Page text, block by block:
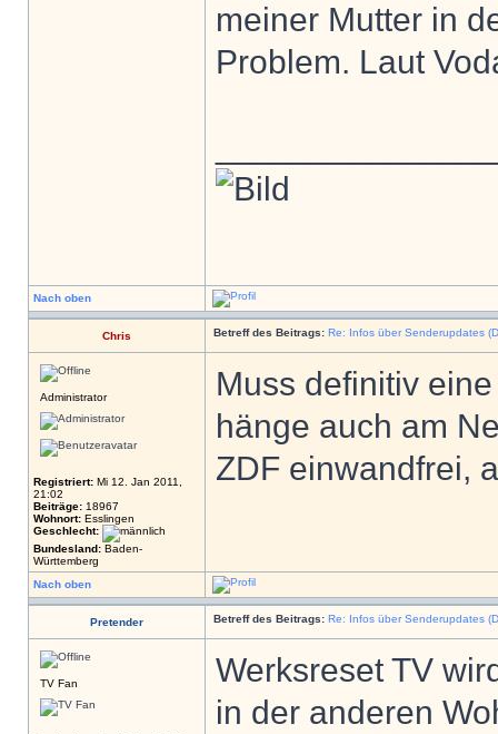
meiner Mutter in
Problem. Laut
Nach oben
Chris Betreff des Beitrags: Re: Infos über Senderupdates
Administrator
Registriert: Mi 12. Jan 2011,
21:02
Beiträge: 18967
Wohnort: Esslingen
Geschlecht:
Bundesland: Baden-
Württemberg
Muss definitiv
hänge auch am
ZDF einwandfrei,
Nach oben
Pretender Betreff des Beitrags: Re: Infos über Senderupdates
TV Fan
Werksreset TV
in der anderen